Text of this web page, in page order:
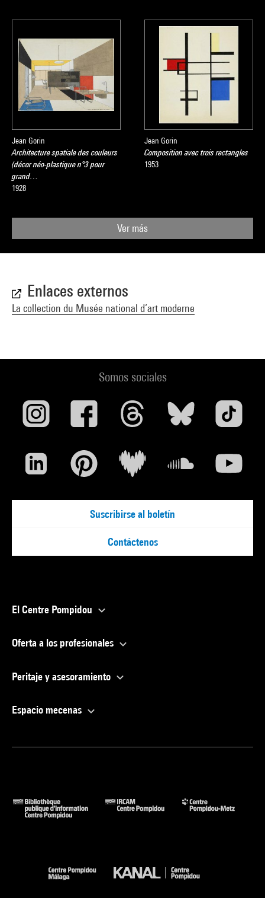
Jean Gorin
Architecture spatiale des couleurs
(décor néo-plastique n°3 pour
grand…
1928
Jean Gorin
Composition avec trois rectangles
1953
Ver más
Enlaces externos
La collection du Musée national d’art moderne
Somos sociales
Suscribirse al boletín
Contáctenos
El Centre Pompidou
Oferta a los profesionales
Peritaje y asesoramiento
Espacio mecenas